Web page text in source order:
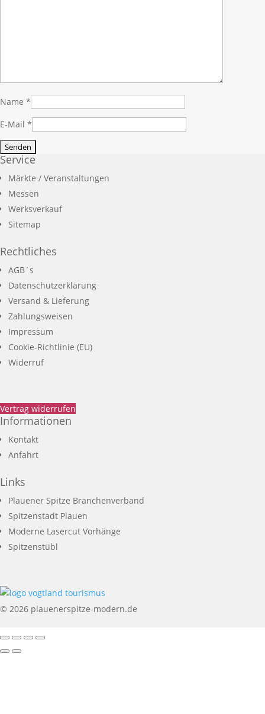
Name *
E-Mail *
Service
Märkte / Veranstaltungen
Messen
Werksverkauf
Sitemap
Rechtliches
AGB´s
Datenschutzerklärung
Versand & Lieferung
Zahlungsweisen
Impressum
Cookie-Richtlinie (EU)
Widerruf
Vertrag widerrufen
Informationen
Kontakt
Anfahrt
Links
Plauener Spitze Branchenverband
Spitzenstadt Plauen
Moderne Lasercut Vorhänge
Spitzenstübl
© 2026 plauenerspitze-modern.de